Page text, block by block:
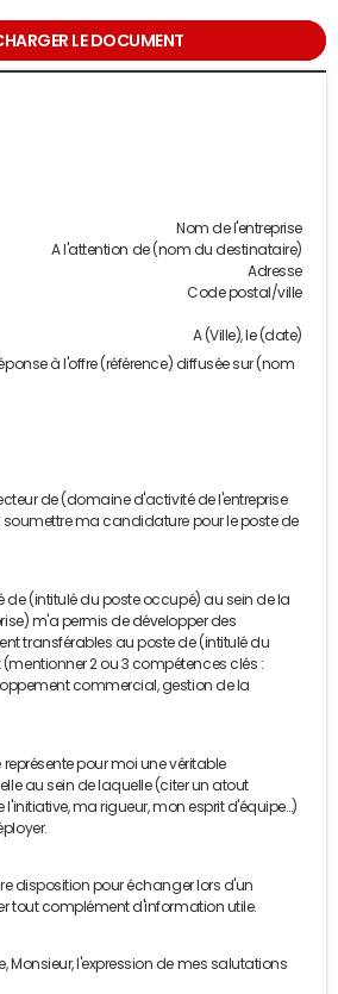
LE DOCUMENT
Nom de l'entreprise
A l'attention de (nom du destinataire)
Adresse
Code postal/ville
A (Ville), le (date)
à l'offre (référence) diffusée sur (nom
de (domaine d'activité de l'entreprise
soumettre ma candidature pour le poste de
de (intitulé du poste occupé) au sein de la
m'a permis de développer des
transférables au poste de (intitulé du
2 ou 3 compétences clés :
commercial, gestion de la
représente pour moi une véritable
au sein de laquelle (citer un atout
l'initiative, ma rigueur, mon esprit d'équipe…)
disposition pour échanger lors d'un
tout complément d'information utile.
Monsieur, l'expression de mes salutations